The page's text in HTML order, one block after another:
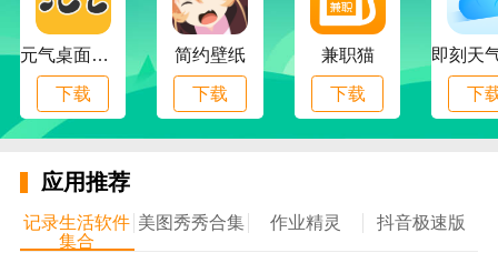
息，让你高效的进行学习；
4、具有简洁的界面，而查找非常的简单，让用户
能够快速的上手，学习更加的方便；
5、你可以在平台里快速的进行评论，发表你的观
6、在线可以快速的进行互动，更好的了解各种学
习的内容，让你开心的进行学习；
元气桌面下载
下载
简约壁纸
下载
兼职猫
下载 下
应用推荐
记录生活软件
集合
美图秀秀合集 作业精灵 抖音极速版